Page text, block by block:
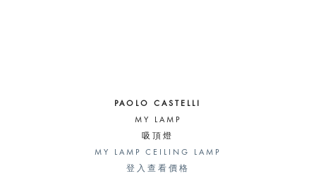
PAOLO CASTELLI
MY LAMP
吸頂燈
MY LAMP CEILING LAMP
登入查看價格